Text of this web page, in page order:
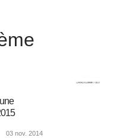
03 nov. 2014